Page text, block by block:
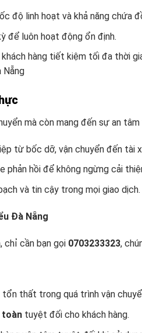
độ linh hoạt và khả năng chứa
để luôn hoạt động ổn định.
khách hàng tiết kiệm tối đa thời
mà còn mang đến sự an tâm
từ bốc dỡ, vận chuyển đến tài
phản hồi để không ngừng cải
và tin cậy trong mọi giao dịch.
Đà Nẵng
chỉ cần bạn gọi 0703233323,
thất trong quá trình vận
toàntuyệt đối cho khách hàng.